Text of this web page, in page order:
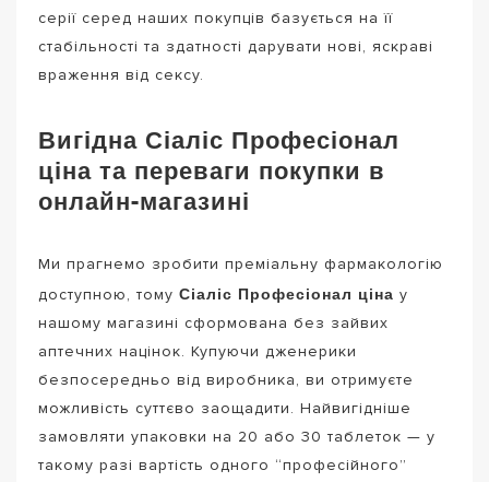
серії серед наших покупців базується на її
стабільності та здатності дарувати нові, яскраві
враження від сексу.
Вигідна Сіаліс Професіонал
ціна та переваги покупки в
онлайн-магазині
Ми прагнемо зробити преміальну фармакологію
доступною, тому Сіаліс Професіонал ціна у
нашому магазині сформована без зайвих
аптечних націнок. Купуючи дженерики
безпосередньо від виробника, ви отримуєте
можливість суттєво заощадити. Найвигідніше
замовляти упаковки на 20 або 30 таблеток — у
такому разі вартість одного “професійного”